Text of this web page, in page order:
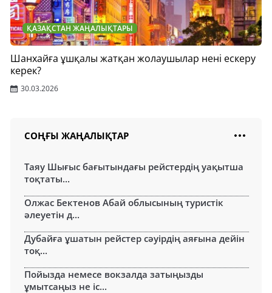
ҚАЗАҚСТАН ЖАҢАЛЫҚТАРЫ
Шанхайға ұшқалы жатқан жолаушылар нені ескеру
керек?
30.03.2026
СОҢҒЫ ЖАҢАЛЫҚТАР
Таяу Шығыс бағытындағы рейстердің уақытша
тоқтаты...
Олжас Бектенов Абай облысының туристік
әлеуетін д...
Дубайға ұшатын рейстер сәуірдің аяғына дейін
тоқ...
Пойызда немесе вокзалда затыңызды
ұмытсаңыз не іс...